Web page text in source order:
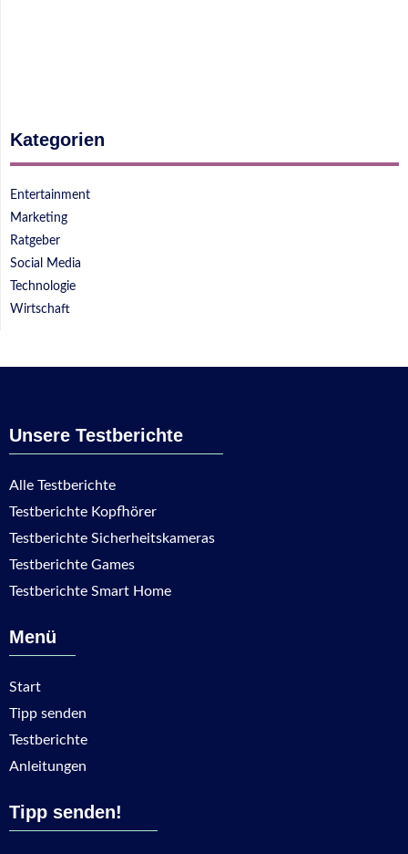
Kategorien
Entertainment
Marketing
Ratgeber
Social Media
Technologie
Wirtschaft
Unsere Testberichte
Alle Testberichte
Testberichte Kopfhörer
Testberichte Sicherheitskameras
Testberichte Games
Testberichte Smart Home
Menü
Start
Tipp senden
Testberichte
Anleitungen
Tipp senden!